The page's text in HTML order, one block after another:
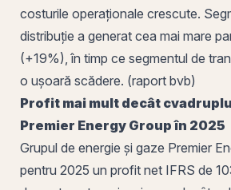
costurile operaționale crescute.
distribuție a generat cea mai mare
(+19%), în timp ce segmentul de
o ușoară scădere. (raport bvb)
Profit mai mult decât
Premier Energy Group în 2025
Grupul de energie și gaze Premier
pentru 2025 un profit net IFRS de